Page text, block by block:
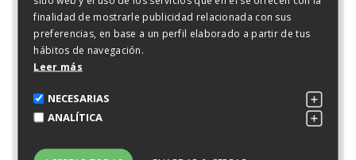
Durante la primera parte de 2024, la organización llevó a
cabo un exhaustivo análisis de 30 áreas de negocio y un
total de 180 procesos en ElPozo Alimentación y los
servicios corporativos de Grupo Fuertes. Tras este
priorizaron según tres criterios principales: la creación
de valor, el coste de implementación y retorno de la
Con este proyecto, Grupo Fuertes no solo pretende
finalidad de mostrarle publicidad relacionada con sus
preferencias, en base a un perfil elaborado a partir de tus
hábitos de navegación.
Leer más
NECESARIAS
ANALÍTICA